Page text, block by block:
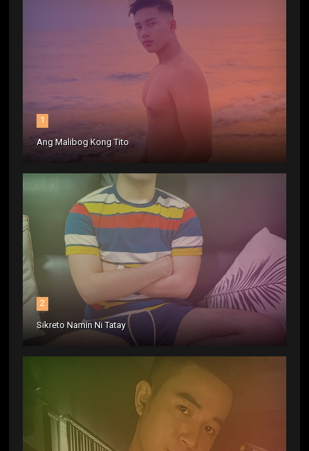
1
Ang Malibog Kong Tito
2
Sikreto Namin Ni Tatay